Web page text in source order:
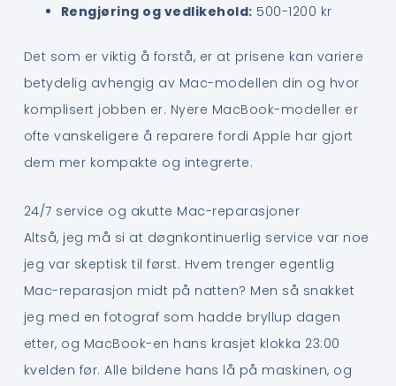
Rengjøring og vedlikehold: 500-1200 kr
Det som er viktig å forstå, er at prisene kan variere
betydelig avhengig av Mac-modellen din og hvor
komplisert jobben er. Nyere MacBook-modeller er
ofte vanskeligere å reparere fordi Apple har gjort
dem mer kompakte og integrerte.
24/7 service og akutte Mac-reparasjoner
Altså, jeg må si at døgnkontinuerlig service var noe
jeg var skeptisk til først. Hvem trenger egentlig
Mac-reparasjon midt på natten? Men så snakket
jeg med en fotograf som hadde bryllup dagen
etter, og MacBook-en hans krasjet klokka 23:00
kvelden før. Alle bildene hans lå på maskinen, og